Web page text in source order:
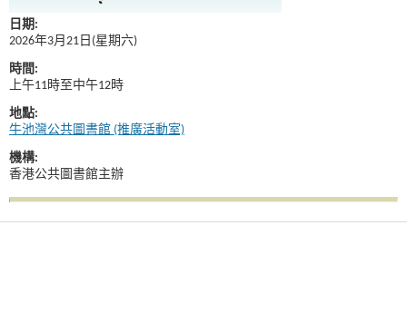
日期:
2026年3月21日(星期六)
時間:
上午11時至中午12時
地點:
牛池灣公共圖書館 (推廣活動室)
機構:
香港公共圖書館主辦